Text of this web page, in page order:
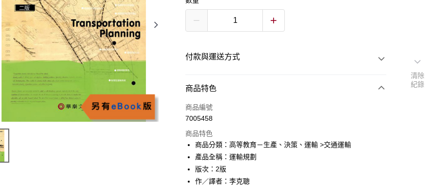
付款與運送方式
付款方式
信用卡一次付款
Apple Pay
Google Pay
ATM付款
商品特色
商品編號
7005458
商品特色
商品分類：高等教育－生產、決策、運輸 >交通運輸
產品全稱：運輸規劃
版次：2版
作／譯者：李克聰
清除
紀錄